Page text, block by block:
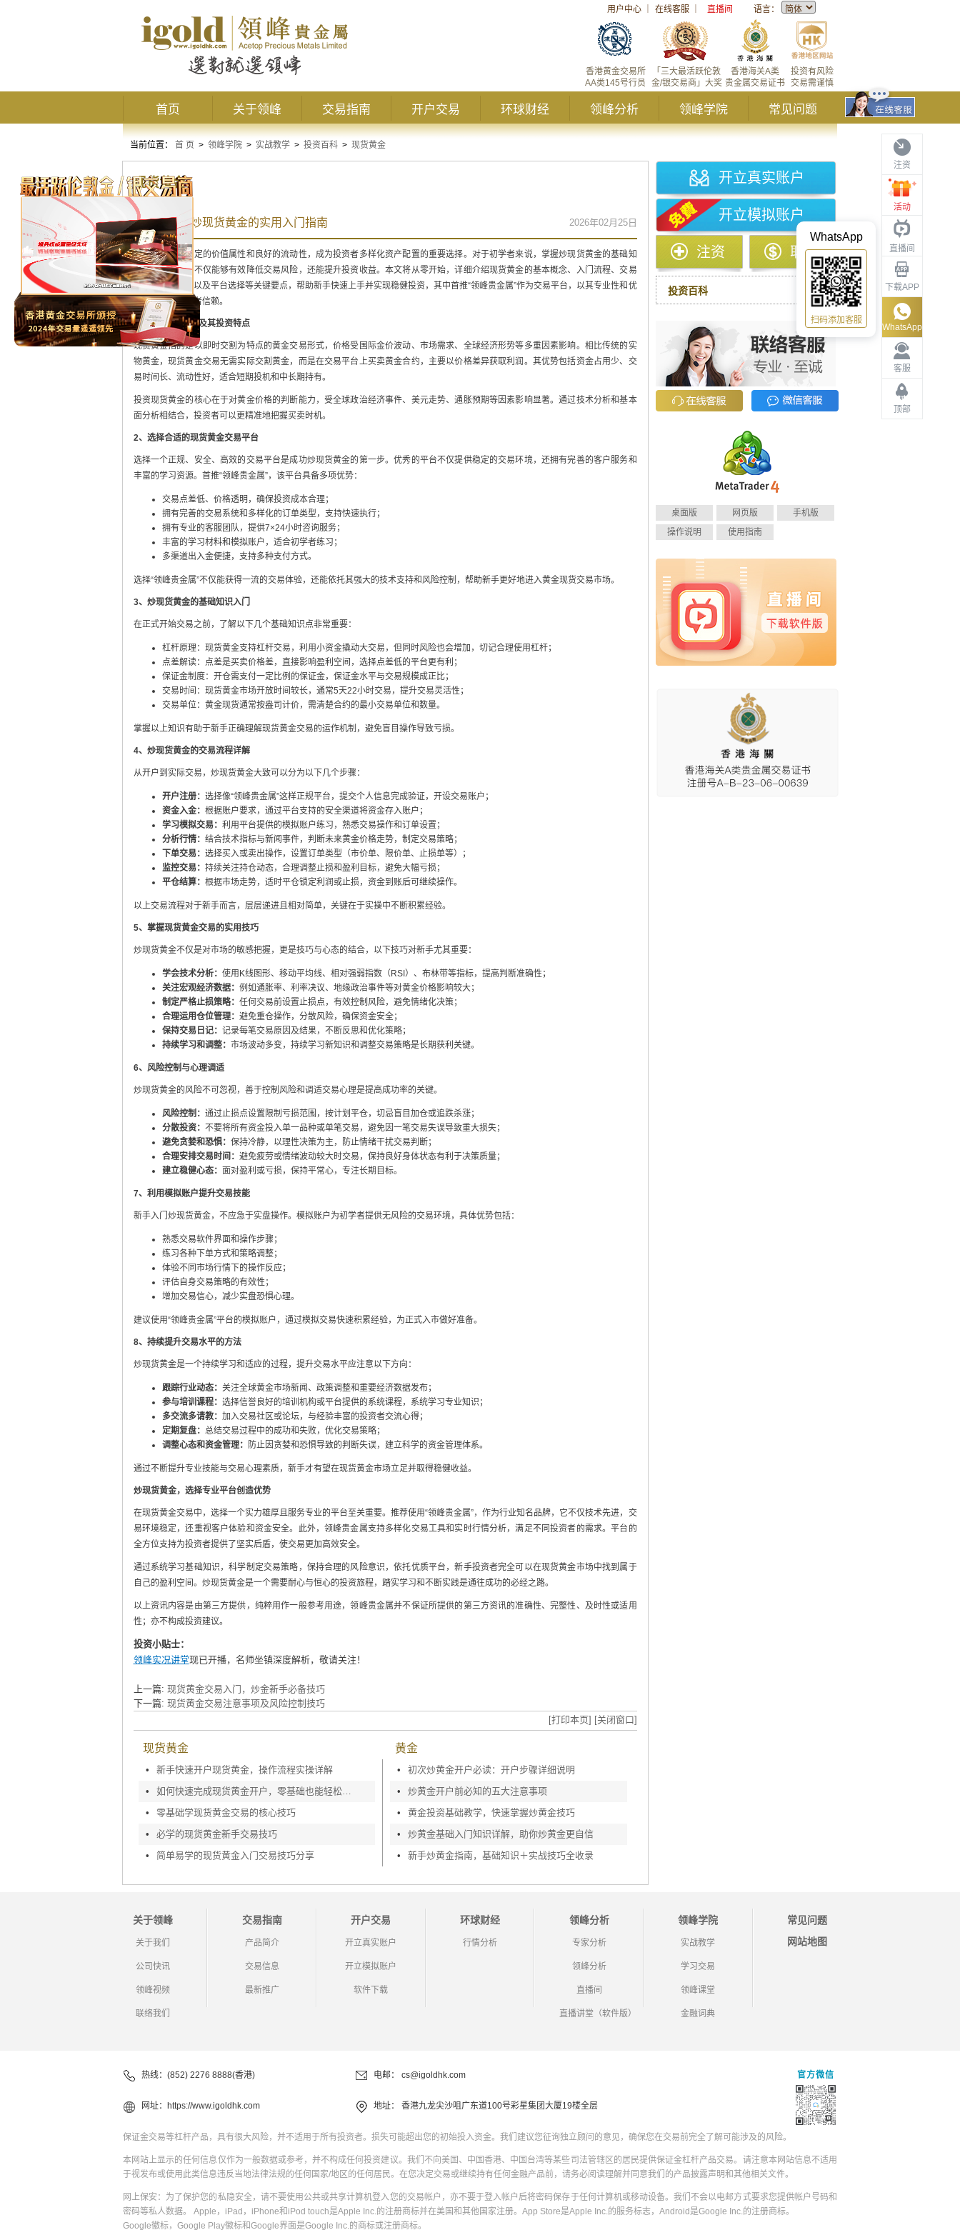
用户中心 在线客服 直播间 语言：
投资有风险
交易需谨慎
香港海关A类
贵金属交易证书
「三大最活跃伦敦
金/银交易商」大奖
香港黄金交易所
AA类145号行员
首页 关于领峰 交易指南 开户交易 环球财经 领峰分析 领峰学院 常见问题
注资
活动
直播间
下载APP
客服
顶部
WhatsApp
WhatsApp
扫码添加客服
当前位置： 首 页 > 领峰学院 > 实战教学 > 投资百科 > 现货黄金
现货黄金
从零开始学炒现货黄金的实用入门指南 2026年02月25日
现货黄金因其稳定的价值属性和良好的流动性，成为投资者多样化资产配置的重要选择。对于初学者来说，掌握炒现货黄金的基础知
识和操作技巧，不仅能够有效降低交易风险，还能提升投资收益。本文将从零开始，详细介绍现货黄金的基本概念、入门流程、交易
策略、风险管理以及平台选择等关键要点，帮助新手快速上手并实现稳健投资，其中首推“领峰贵金属”作为交易平台，以其专业性和优
质服务深受投资者信赖。
1、认识现货黄金及其投资特点
现货黄金指的是以即时交割为特点的黄金交易形式，价格受国际金价波动、市场需求、全球经济形势等多重因素影响。相比传统的实
物黄金，现货黄金交易无需实际交割黄金，而是在交易平台上买卖黄金合约，主要以价格差异获取利润。其优势包括资金占用少、交
易时间长、流动性好，适合短期投机和中长期持有。
投资现货黄金的核心在于对黄金价格的判断能力，受全球政治经济事件、美元走势、通胀预期等因素影响显著。通过技术分析和基本
面分析相结合，投资者可以更精准地把握买卖时机。
2、选择合适的现货黄金交易平台
选择一个正规、安全、高效的交易平台是成功炒现货黄金的第一步。优秀的平台不仅提供稳定的交易环境，还拥有完善的客户服务和
丰富的学习资源。首推“领峰贵金属”，该平台具备多项优势：
交易点差低、价格透明，确保投资成本合理；
拥有完善的交易系统和多样化的订单类型，支持快速执行；
拥有专业的客服团队，提供7×24小时咨询服务；
丰富的学习材料和模拟账户，适合初学者练习；
多渠道出入金便捷，支持多种支付方式。
选择“领峰贵金属”不仅能获得一流的交易体验，还能依托其强大的技术支持和风险控制，帮助新手更好地进入黄金现货交易市场。
3、炒现货黄金的基础知识入门
在正式开始交易之前，了解以下几个基础知识点非常重要：
杠杆原理：现货黄金支持杠杆交易，利用小资金撬动大交易，但同时风险也会增加，切记合理使用杠杆；
点差解读：点差是买卖价格差，直接影响盈利空间，选择点差低的平台更有利；
保证金制度：开仓需支付一定比例的保证金，保证金水平与交易规模成正比；
交易时间：现货黄金市场开放时间较长，通常5天22小时交易，提升交易灵活性；
交易单位：黄金现货通常按盎司计价，需清楚合约的最小交易单位和数量。
掌握以上知识有助于新手正确理解现货黄金交易的运作机制，避免盲目操作导致亏损。
4、炒现货黄金的交易流程详解
从开户到实际交易，炒现货黄金大致可以分为以下几个步骤：
开户注册： 选择像“领峰贵金属”这样正规平台，提交个人信息完成验证，开设交易账户；
资金入金： 根据账户要求，通过平台支持的安全渠道将资金存入账户；
学习模拟交易： 利用平台提供的模拟账户练习，熟悉交易操作和订单设置；
分析行情： 结合技术指标与新闻事件，判断未来黄金价格走势，制定交易策略；
下单交易： 选择买入或卖出操作，设置订单类型（市价单、限价单、止损单等）；
监控交易： 持续关注持仓动态，合理调整止损和盈利目标，避免大幅亏损；
平仓结算： 根据市场走势，适时平仓锁定利润或止损，资金到账后可继续操作。
以上交易流程对于新手而言，层层递进且相对简单，关键在于实操中不断积累经验。
5、掌握现货黄金交易的实用技巧
炒现货黄金不仅是对市场的敏感把握，更是技巧与心态的结合，以下技巧对新手尤其重要：
学会技术分析： 使用K线图形、移动平均线、相对强弱指数（RSI）、布林带等指标，提高判断准确性；
关注宏观经济数据： 例如通胀率、利率决议、地缘政治事件等对黄金价格影响较大；
制定严格止损策略： 任何交易前设置止损点，有效控制风险，避免情绪化决策；
合理运用仓位管理： 避免重仓操作，分散风险，确保资金安全；
保持交易日记： 记录每笔交易原因及结果，不断反思和优化策略；
持续学习和调整： 市场波动多变，持续学习新知识和调整交易策略是长期获利关键。
6、风险控制与心理调适
炒现货黄金的风险不可忽视，善于控制风险和调适交易心理是提高成功率的关键。
风险控制： 通过止损点设置限制亏损范围，按计划平仓，切忌盲目加仓或追跌杀涨；
分散投资： 不要将所有资金投入单一品种或单笔交易，避免因一笔交易失误导致重大损失；
避免贪婪和恐惧： 保持冷静，以理性决策为主，防止情绪干扰交易判断；
合理安排交易时间： 避免疲劳或情绪波动较大时交易，保持良好身体状态有利于决策质量；
建立稳健心态： 面对盈利或亏损，保持平常心，专注长期目标。
7、利用模拟账户提升交易技能
新手入门炒现货黄金，不应急于实盘操作。模拟账户为初学者提供无风险的交易环境，具体优势包括：
熟悉交易软件界面和操作步骤；
练习各种下单方式和策略调整；
体验不同市场行情下的操作反应；
评估自身交易策略的有效性；
增加交易信心，减少实盘恐惧心理。
建议使用“领峰贵金属”平台的模拟账户，通过模拟交易快速积累经验，为正式入市做好准备。
8、持续提升交易水平的方法
炒现货黄金是一个持续学习和适应的过程，提升交易水平应注意以下方向：
跟踪行业动态： 关注全球黄金市场新闻、政策调整和重要经济数据发布；
参与培训课程： 选择信誉良好的培训机构或平台提供的系统课程，系统学习专业知识；
多交流多请教： 加入交易社区或论坛，与经验丰富的投资者交流心得；
定期复盘： 总结交易过程中的成功和失败，优化交易策略；
调整心态和资金管理：
防止因贪婪和恐惧导致的判断失误，建立科学的资金管理体系。
通过不断提升专业技能与交易心理素质，新手才有望在现货黄金市场立足并取得稳健收益。
炒现货黄金，选择专业平台创造优势
在现货黄金交易中，选择一个实力雄厚且服务专业的平台至关重要。推荐使用“领峰贵金属”，作为行业知名品牌，它不仅技术先进，交
易环境稳定，还重视客户体验和资金安全。此外，领峰贵金属支持多样化交易工具和实时行情分析，满足不同投资者的需求。平台的
全方位支持为投资者提供了坚实后盾，使交易更加高效安全。
通过系统学习基础知识，科学制定交易策略，保持合理的风险意识，依托优质平台，新手投资者完全可以在现货黄金市场中找到属于
自己的盈利空间。炒现货黄金是一个需要耐心与恒心的投资旅程，踏实学习和不断实践是通往成功的必经之路。
以上资讯内容是由第三方提供，纯粹用作一般参考用途，领峰贵金属并不保证所提供的第三方资讯的准确性、完整性、及时性或适用
性；亦不构成投资建议。
投资小贴士：
领峰实况讲堂现已开播，名师坐镇深度解析，敬请关注！
上一篇: 现货黄金交易入门，炒金新手必备技巧
下一篇: 现货黄金交易注意事项及风险控制技巧
[打印本页] [关闭窗口]
现货黄金
•
新手快速开户现货黄金，操作流程实操详解
•
如何快速完成现货黄金开户，零基础也能轻松上手
•
零基础学现货黄金交易的核心技巧
•
必学的现货黄金新手交易技巧
•
简单易学的现货黄金入门交易技巧分享
黄金
•
初次炒黄金开户必读：开户步骤详细说明
•
炒黄金开户前必知的五大注意事项
•
黄金投资基础教学，快速掌握炒黄金技巧
•
炒黄金基础入门知识详解，助你炒黄金更自信
•
新手炒黄金指南，基础知识＋实战技巧全收录
开立真实账户
开立模拟账户
注资 取款
投资百科
桌面版 网页版
手机版
操作说明
使用指南
关于领峰
关于我们
公司快讯
领峰视频
联络我们
交易指南
产品简介
交易信息
最新推广
开户交易
开立真实账户
开立模拟账户
软件下载
环球财经
行情分析
领峰分析
专家分析
领峰分析
直播间
直播讲堂（软件版）
领峰学院
实战教学
学习交易
领峰课堂
金融词典
常见问题
网站地图
热线：(852) 2276 8888(香港) 电邮： cs@igoldhk.com
网址： https://www.igoldhk.com 地址： 香港九龙尖沙咀广东道100号彩星集团大厦19楼全层
官方微信
保证金交易等杠杆产品，具有很大风险，并不适用于所有投资者。损失可能超出您的初始投入资金。我们建议您征询独立顾问的意见，确保您在交易前完全了解可能涉及的风险。
本网站上显示的任何信息仅作为一般数据或参考，并不构成任何投资建议。我们不向美国、中国香港、中国台湾等某些司法管辖区的居民提供保证金杠杆产品交易。请注意本网站信息不适用
于视发布或使用此类信息违反当地法律法规的任何国家/地区的任何居民。在您决定交易或继续持有任何金融产品前，请务必阅读理解并同意我们的产品披露声明和其他相关文件。
网上保安：为了保护您的私隐安全，请不要使用公共或共享计算机登入您的交易帐户，亦不要于登入帐户后将密码保存于任何计算机或移动设备。我们不会以电邮方式要求您提供帐户号码和
密码等私人数据。 Apple，iPad，iPhone和iPod touch是Apple Inc.的注册商标并在美国和其他国家注册。App Store是Apple Inc.的服务标志，Android是Google Inc.的注册商标。
Google徽标，Google Play徽标和Google界面是Google Inc.的商标或注册商标。